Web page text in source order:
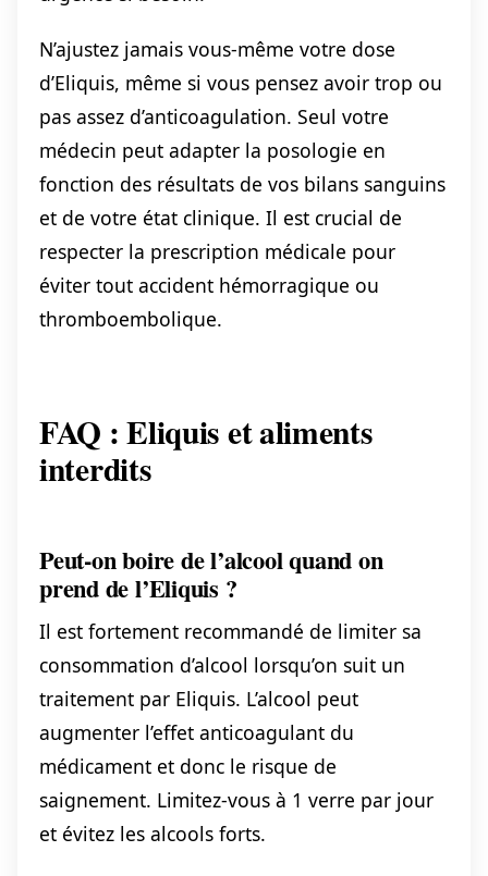
N’ajustez jamais vous-même votre dose
d’Eliquis, même si vous pensez avoir trop ou
pas assez d’anticoagulation. Seul votre
médecin peut adapter la posologie en
fonction des résultats de vos bilans sanguins
et de votre état clinique. Il est crucial de
respecter la prescription médicale pour
éviter tout accident hémorragique ou
thromboembolique.
FAQ : Eliquis et aliments
interdits
Peut-on boire de l’alcool quand on
prend de l’Eliquis ?
Il est fortement recommandé de limiter sa
consommation d’alcool lorsqu’on suit un
traitement par Eliquis. L’alcool peut
augmenter l’effet anticoagulant du
médicament et donc le risque de
saignement. Limitez-vous à 1 verre par jour
et évitez les alcools forts.